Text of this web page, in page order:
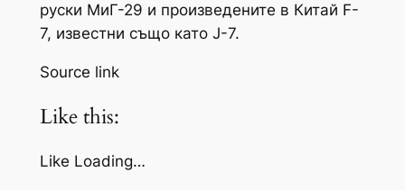
руски МиГ-29 и произведените в Китай F-
7, известни също като J-7.
Source link
Like this:
Like Loading…